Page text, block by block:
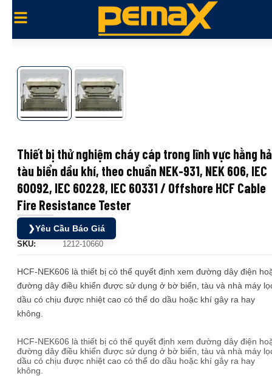
Thiết bị thử nghiệm cháy cáp trong lĩnh vực hằng
tàu biển dầu khí, theo chuẩn NEK-931, NEK 606, IEC
60092, IEC 60228, IEC 60331 / Offshore HCF Cable
Fire Resistance Tester
❯Yêu Cầu Báo Giá
SKU: 1212-10660
HCF-NEK606 là thiết bị có thể quyết định xem đường dây điện
đường dây điều khiển được sử dụng ở bờ biển, tàu và nhà máy
dầu có chịu được nhiệt cao có thể do dầu hoặc khí gây ra hay
không.
HCF-NEK606 là thiết bị có thể quyết định xem đường dây điện
đường dây điều khiển được sử dụng ở bờ biển, tàu và nhà máy
dầu có chịu được nhiệt cao có thể do dầu hoặc khí gây ra hay
không.